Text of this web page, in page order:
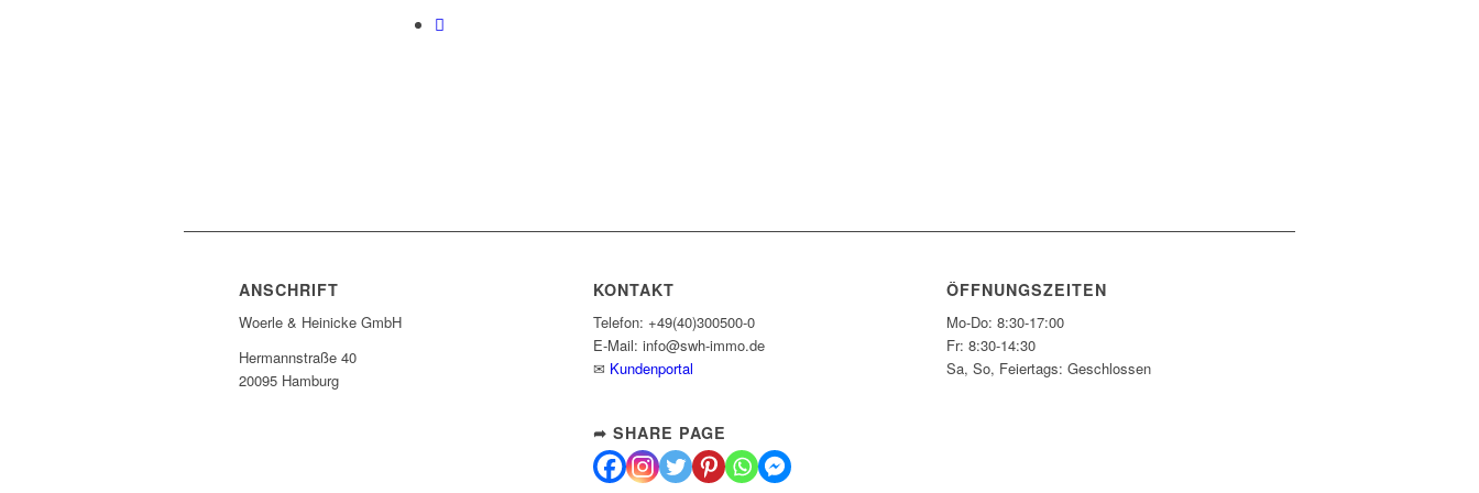
ANSCHRIFT
Woerle & Heinicke GmbH
Hermannstraße 40
20095 Hamburg
KONTAKT
Telefon: +49(40)300500-0
E-Mail: info@swh-immo.de
✉ Kundenportal
➦ SHARE PAGE
ÖFFNUNGSZEITEN
Mo-Do: 8:30-17:00
Fr: 8:30-14:30
Sa, So, Feiertags: Geschlossen